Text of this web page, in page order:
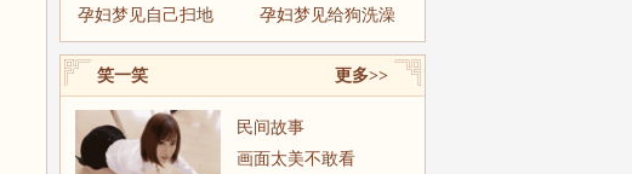
孕妇梦见自己扫地
孕妇梦见给狗洗澡
更多>>
笑一笑
民间故事
画面太美不敢看